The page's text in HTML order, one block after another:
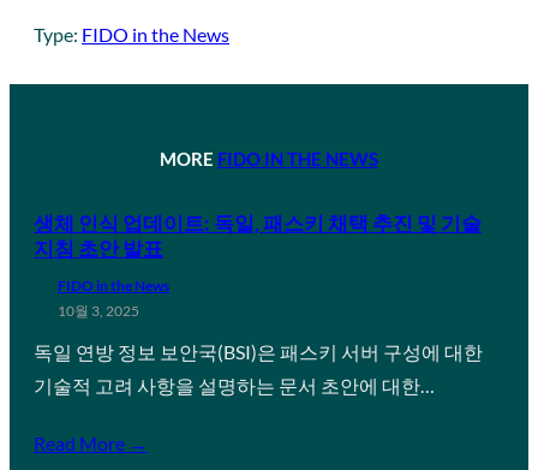
Type: FIDO in the News
MORE FIDO IN THE NEWS
생체 인식 업데이트: 독일, 패스키 채택 추진 및 기술
지침 초안 발표
FIDO in the News
10월 3, 2025
독일 연방 정보 보안국(BSI)은 패스키 서버 구성에 대한
기술적 고려 사항을 설명하는 문서 초안에 대한…
Read More →